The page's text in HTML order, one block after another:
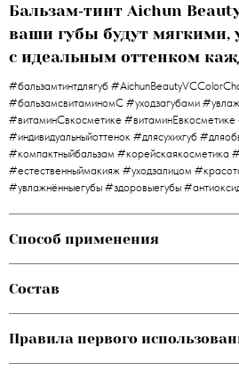
Бальзам‑тинт Aichun
ваши губы будут
с идеальным оттенком
#бальзамтинтдлягуб
#бальзамсвитаминомС #уходзагубами
#витаминСвкосметике #витаминЕвкосметике
#индивидуальныйоттенок #длясухихгуб
#компактныйбальзам #корейскаякосметика
#естественныймакияж #уходзалицом
#увлажнённыегубы #здоровыегубы
Способ применения
Состав
Правила первого